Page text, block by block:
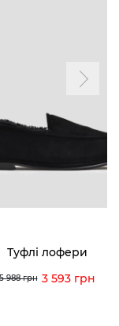
Туфлі лофери
988 грн 3 593 грн